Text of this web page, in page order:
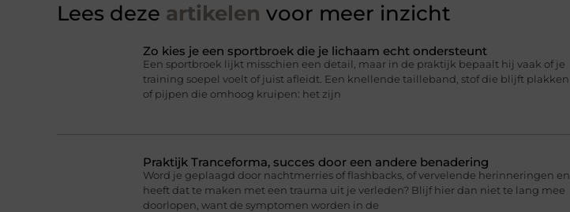
Lees deze artikelen voor meer inzicht
Zo kies je een sportbroek die je lichaam echt ondersteunt
Een sportbroek lijkt misschien een detail, maar in de praktijk bepaalt hij vaak of je
training soepel voelt of juist afleidt. Een knellende tailleband, stof die blijft plakken
of pijpen die omhoog kruipen: het zijn
Praktijk Tranceforma, succes door een andere benadering
Word je geplaagd door nachtmerries of flashbacks, of vervelende herinneringen en
heeft dat te maken met een trauma uit je verleden? Blijf hier dan niet te lang mee
doorlopen, want de symptomen worden in de